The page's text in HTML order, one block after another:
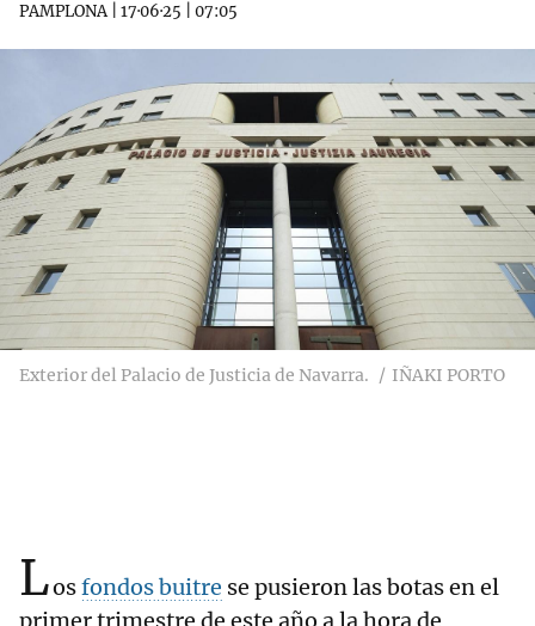
PAMPLONA| 17·06·25 07:05
Exterior del Palacio de Justicia de Navarra. IÑAKI PORTO
Losfondos buitre se pusieron las botas en el